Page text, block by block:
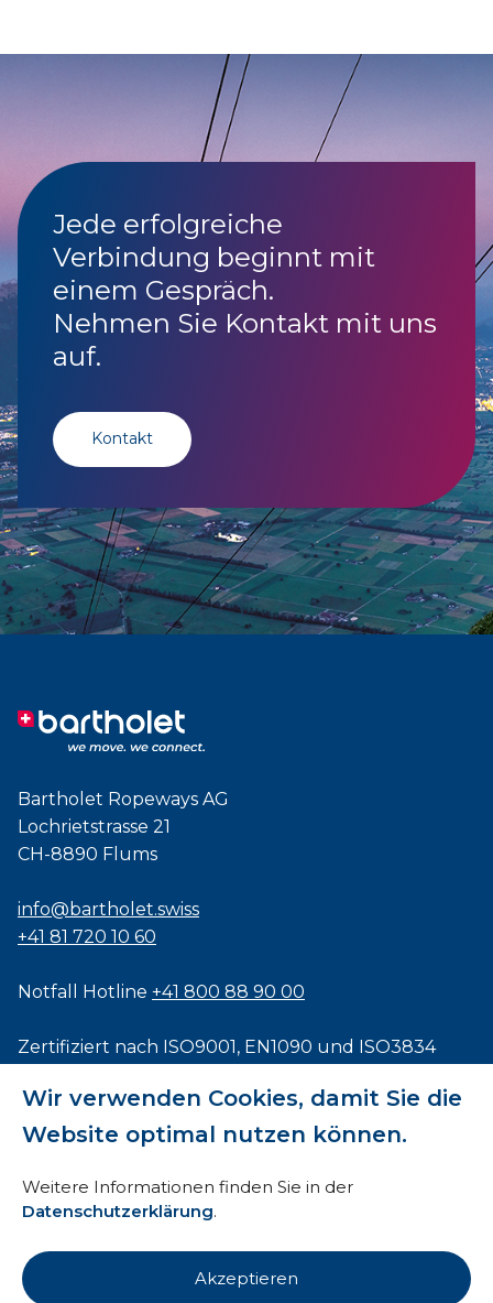
Wir verwenden Cookies, damit Sie die
Website optimal nutzen können.
Weitere Informationen finden Sie in der
Datenschutzerklärung.
Akzeptieren
Jede erfolgreiche
Verbindung beginnt mit
einem Gespräch.
Nehmen Sie Kontakt mit uns
auf.
Kontakt
Bartholet Ropeways AG
Lochrietstrasse 21
CH-8890 Flums
info@bartholet.swiss
+41 81 720 10 60
Notfall Hotline +41 800 88 90 00
Zertifiziert nach ISO9001, EN1090 und ISO3834
Impressum
HTI